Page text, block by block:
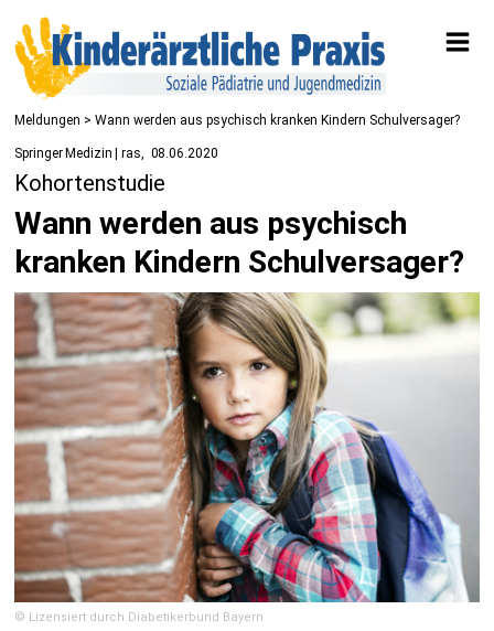
Meldungen > Wann werden aus psychisch kranken Kindern Schulversager?
Springer Medizin | ras 08.06.2020
Kohortenstudie
Wann werden aus psychisch
kranken Kindern Schulversager?
© Lizensiert durch Diabetikerbund Bayern